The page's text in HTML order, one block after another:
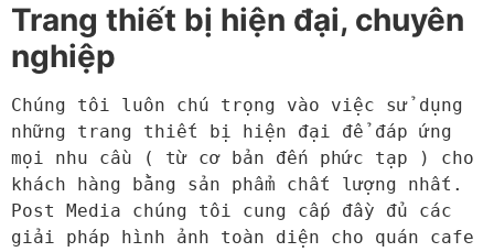
Trang thiết bị hiện đại, chuyên
nghiệp
Chúng tôi luôn chú trọng vào việc sử dụng
những trang thiết bị hiện đại để đáp ứng
mọi nhu cầu ( từ cơ bản đến phức tạp ) cho
khách hàng bằng sản phẩm chất lượng nhất.
Post Media chúng tôi cung cấp đầy đủ các
giải pháp hình ảnh toàn diện cho quán cafe